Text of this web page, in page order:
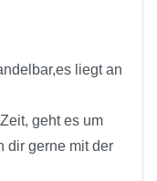
liegt an
geht es um
dir gerne mit der